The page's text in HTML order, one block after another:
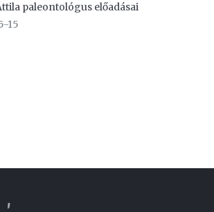
paleontológus előadásai
15